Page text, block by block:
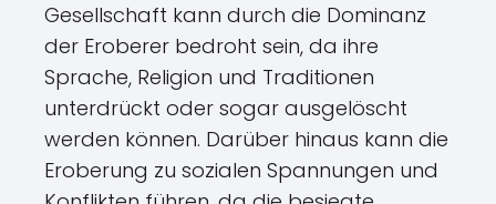
Gesellschaft kann durch die Dominanz
der Eroberer bedroht sein, da ihre
Sprache, Religion und Traditionen
unterdrückt oder sogar ausgelöscht
werden können. Darüber hinaus kann die
Eroberung zu sozialen Spannungen und